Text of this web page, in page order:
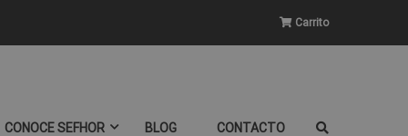
Carrito
CONOCE SEFHOR BLOG CONTACTO